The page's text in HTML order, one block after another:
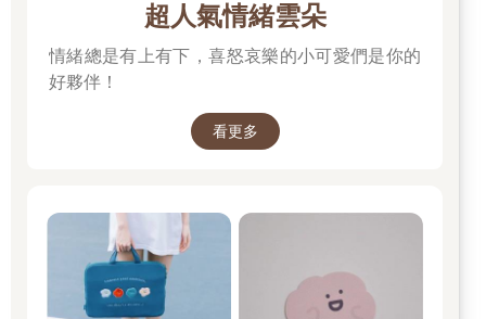
超人氣情緒雲朵
情緒總是有上有下，喜怒哀樂的小可愛們是你的
好夥伴！
看更多